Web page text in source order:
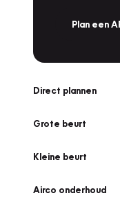
Plan een
Direct plannen
Grote beurt
Kleine beurt
Airco onderhoud